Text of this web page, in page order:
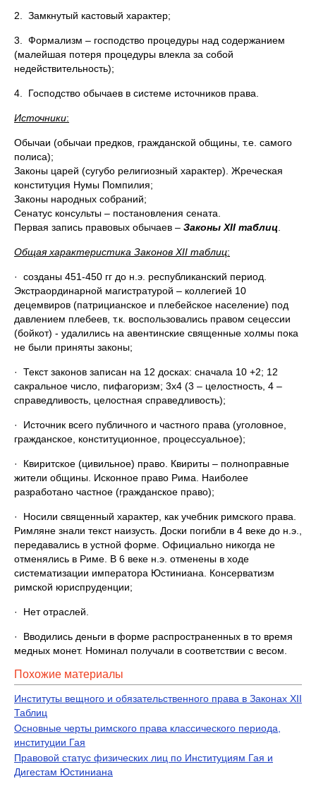
2. Замкнутый кастовый характер;
3. Формализм – господство процедуры над содержанием
(малейшая потеря процедуры влекла за собой
недействительность);
4. Господство обычаев в системе источников права.
Источники:
Обычаи (обычаи предков, гражданской общины, т.е. самого
полиса);
Законы царей (сугубо религиозный характер). Жреческая
конституция Нумы Помпилия;
Законы народных собраний;
Сенатус консульты – постановления сената.
Первая запись правовых обычаев – Законы XII таблиц
Общая характеристика Законов XII таблиц:
· созданы 451-450 гг до н.э. республиканский период.
Экстраординарной магистратурой – коллегией 10
децемвиров (патрицианское и плебейское население) под
давлением плебеев, т.к. воспользовались правом сецессии
(бойкот) - удалились на авентинские священные холмы пока
не были приняты законы;
· Текст законов записан на 12 досках: сначала 10 +2; 12
сакральное число, пифагоризм; 3х4 (3 – целостность, 4 –
справедливость, целостная справедливость);
· Источник всего публичного и частного права (уголовное,
гражданское, конституционное, процессуальное);
· Квиритское (цивильное) право. Квириты – полноправные
жители общины. Исконное право Рима. Наиболее
разработано частное (гражданское право);
· Носили священный характер, как учебник римского права.
Римляне знали текст наизусть. Доски погибли в 4 веке до н.э.,
передавались в устной форме. Официально никогда не
отменялись в Риме. В 6 веке н.э. отменены в ходе
систематизации императора Юстиниана. Консерватизм
римской юриспруденции;
· Нет отраслей.
· Вводились деньги в форме распространенных в то время
медных монет. Номинал получали в соответствии с весом.
Похожие материалы
Институты вещного и обязательственного права в Законах XII
Таблиц
Основные черты римского права классического периода,
институции Гая
Правовой статус физических лиц по Институциям Гая и
Дигестам Юстиниана